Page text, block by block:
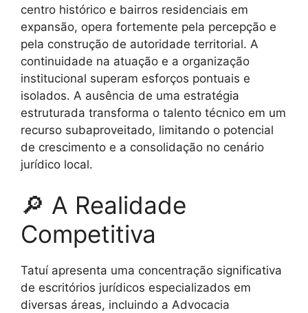
centro histórico e bairros residenciais em
expansão, opera fortemente pela percepção e
pela construção de autoridade territorial. A
continuidade na atuação e a organização
institucional superam esforços pontuais e
isolados. A ausência de uma estratégia
estruturada transforma o talento técnico em um
recurso subaproveitado, limitando o potencial
de crescimento e a consolidação no cenário
jurídico local.
🔎 A Realidade
Competitiva
Tatuí apresenta uma concentração significativa
de escritórios jurídicos especializados em
diversas áreas, incluindo a Advocacia